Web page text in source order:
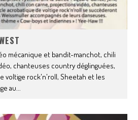
mécanique et bandit-manchot, chili
chanteuses country déglinguées,
voltige rock'n'roll, Sheetah et les
au